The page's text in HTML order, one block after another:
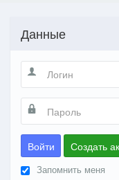
Данные
Войти Создать
Запомнить меня